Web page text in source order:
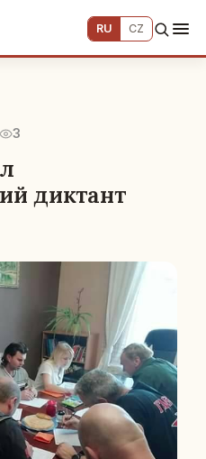
RU CZ
3
диктант